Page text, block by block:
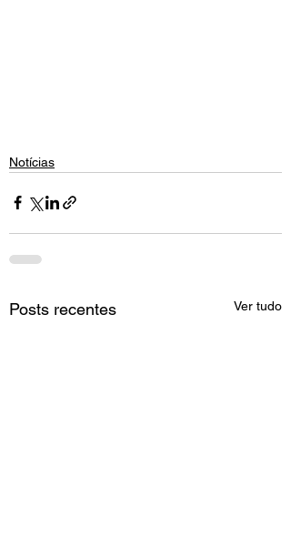
Notícias
Posts recentes Ver tudo